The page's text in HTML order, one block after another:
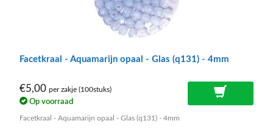
Facetkraal - Aquamarijn opaal - Glas (q131) - 4mm
€5,00 per zakje (100stuks)
Op voorraad
Facetkraal - Aquamarijn opaal - Glas (q131) - 4mm